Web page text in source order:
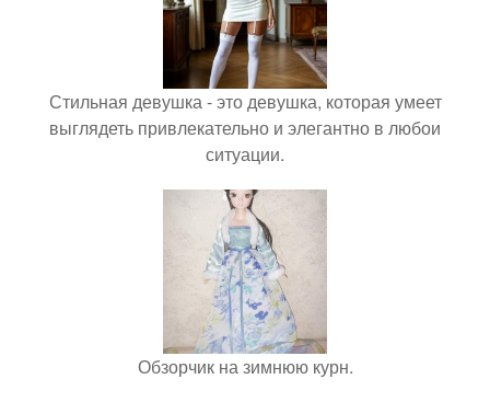
Стильная девушка - это девушка, которая умеет
выглядеть привлекательно и элегантно в любои
ситуации.
Обзорчик на зимнюю курн.